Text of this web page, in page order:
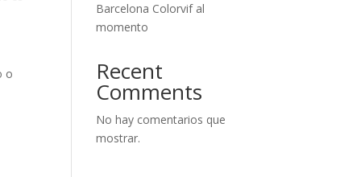
o
Barcelona Colorvif al
momento
Recent
Comments
No hay comentarios que
mostrar.